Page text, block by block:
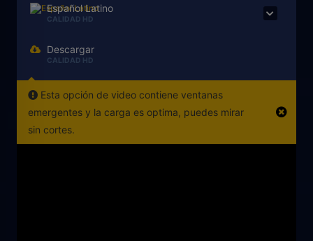
rebelde, el Ejército de los 12 Monos, que se cree
será el responsable de desencadenar la enfermedad
mortal.
Español Latino
CALIDAD HD
Descargar
CALIDAD HD
Esta opción de video contiene ventanas
emergentes y la carga es optima, puedes mirar
sin cortes.